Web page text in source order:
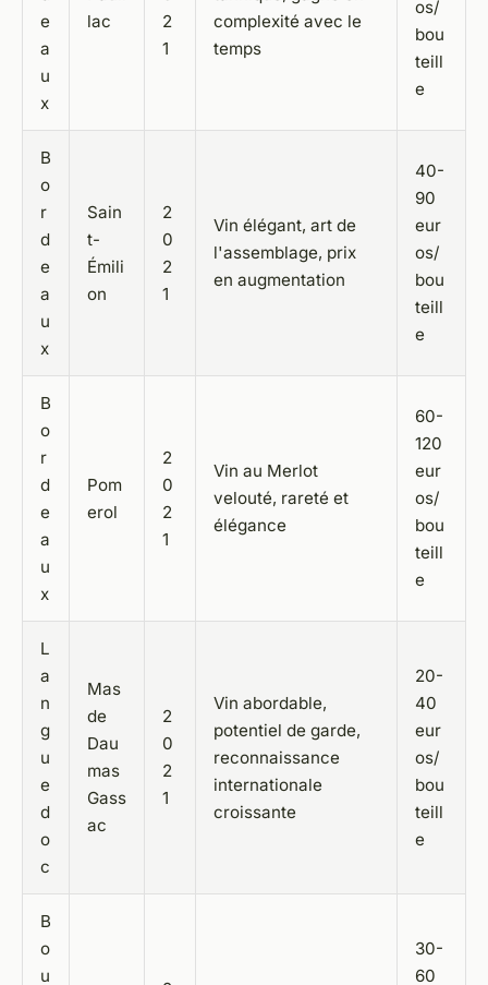
e
a
u
x
lac
2
1
complexité avec le
temps
os/
bou
teill
e
B
o
r
d
e
a
u
x
Sain
t-
Émili
on
2
0
2
1
Vin élégant, art de
l'assemblage, prix
en augmentation
40-
90
eur
os/
bou
teill
e
B
o
r
d
e
a
u
x
Pom
erol
2
0
2
1
Vin au Merlot
velouté, rareté et
élégance
60-
120
eur
os/
bou
teill
e
L
a
n
g
u
e
d
o
c
Mas
de
Dau
mas
Gass
ac
2
0
2
1
Vin abordable,
potentiel de garde,
reconnaissance
internationale
croissante
20-
40
eur
os/
bou
teill
e
B
o
u
30-
60